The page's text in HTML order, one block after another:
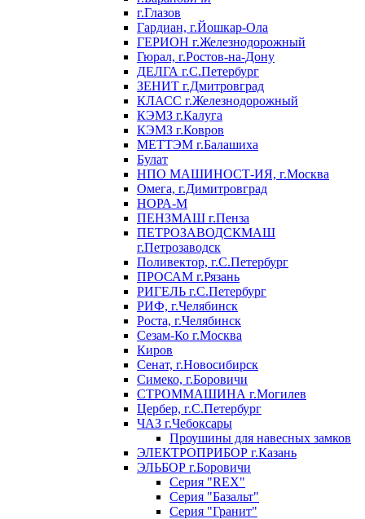
г.Глазов
Гардиан, г.Йошкар-Ола
ГЕРИОН г.Железнодорожный
Гюрал, г.Ростов-на-Дону
ДЕЛГА г.С.Петербург
ЗЕНИТ г.Дмитровград
КЛАСС г.Железнодорожный
КЭМЗ г.Калуга
КЭМЗ г.Ковров
МЕТТЭМ г.Балашиха
Булат
НПО МАШИНОСТ-ИЯ, г.Москва
Омега, г.Димитровград
НОРА-М
ПЕНЗМАШ г.Пенза
ПЕТРОЗАВОДСКМАШ
г.Петрозаводск
Поливектор, г.С.Петербург
ПРОСАМ г.Рязань
РИГЕЛЬ г.С.Петербург
РИФ, г.Челябинск
Роста, г.Челябинск
Сезам-Ко г.Москва
Киров
Сенат, г.Новосибирск
Симеко, г.Боровичи
СТРОММАШИНА г.Могилев
Цербер, г.С.Петербург
ЧАЗ г.Чебоксары
Проушины для навесных замков
ЭЛЕКТРОПРИБОР г.Казань
ЭЛЬБОР г.Боровичи
Серия "REX"
Серия "Базальт"
Серия "Гранит"